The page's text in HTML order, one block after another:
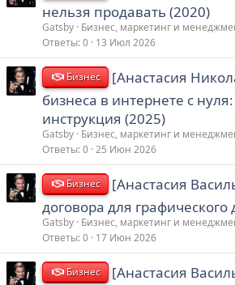
нельзя продавать (2020)
Gatsby Бизнес, маркетинг и
Ответы 0 13 Июл 2026
Бизнес
[Анастасия
бизнеса в интернете с
инструкция (2025)
Gatsby Бизнес, маркетинг и
Ответы 0 25 Июн 2026
Бизнес
[Анастасия
договора для
Gatsby Бизнес, маркетинг и
Ответы 0 17 Июн 2026
Бизнес
[Анастасия